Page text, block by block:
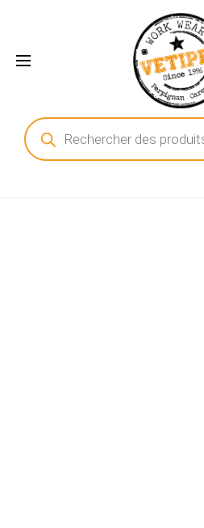
Recherche
de
produits